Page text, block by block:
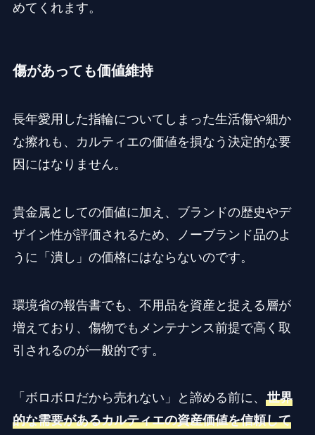
めてくれます。
傷があっても価値維持
長年愛用した指輪についてしまった生活傷や細か
な擦れも、カルティエの価値を損なう決定的な要
因にはなりません。
貴金属としての価値に加え、ブランドの歴史やデ
ザイン性が評価されるため、ノーブランド品のよ
うに「潰し」の価格にはならないのです。
環境省の報告書でも、不用品を資産と捉える層が
増えており、傷物でもメンテナンス前提で高く取
引されるのが一般的です。
「ボロボロだから売れない」と諦める前に、 世界
的な需要があるカルティエの資産価値を信頼して